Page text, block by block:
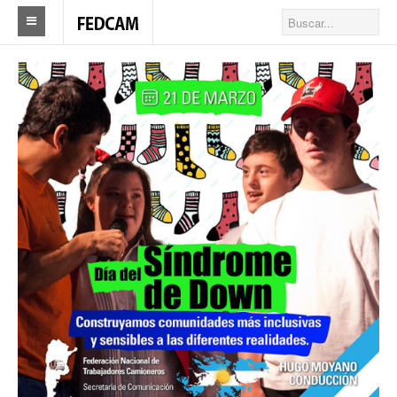
Home
Federacion
Federación
Autoridades
Nuestros Sindicatos
Delegaciones en el país
Actualidad Sindicatos
Camioneros solidarios
Publicaciones
Revista Los Camioneros